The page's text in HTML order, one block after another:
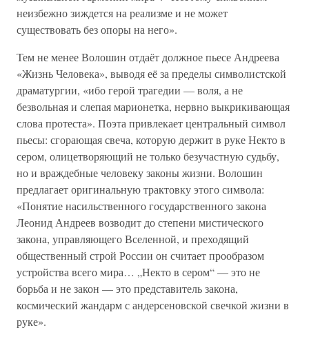
неизбежно зиждется на реализме и не может
существовать без опоры на него».
Тем не менее Волошин отдаёт должное пьесе Андреева
«Жизнь Человека», выводя её за пределы символистской
драматургии, «ибо герой трагедии — воля, а не
безвольная и слепая марионетка, нервно выкрикивающая
слова протеста». Поэта привлекает центральный символ
пьесы: сгорающая свеча, которую держит в руке Некто в
сером, олицетворяющий не только безучастную судьбу,
но и враждебные человеку законы жизни. Волошин
предлагает оригинальную трактовку этого символа:
«Понятие насильственного государственного закона
Леонид Андреев возводит до степени мистического
закона, управляющего Вселенной, и преходящий
общественный строй России он считает прообразом
устройства всего мира… „Некто в сером“ — это не
борьба и не закон — это представитель закона,
космический жандарм с андерсеновской свечкой жизни в
руке».